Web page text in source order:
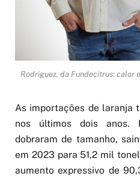
Rodriguez, da Fundecitrus: calor
As importações de laranja
nos últimos dois anos.
dobraram de tamanho,
em 2023 para 51,2 mil
aumento expressivo de